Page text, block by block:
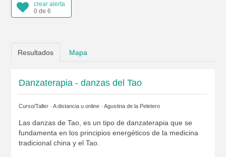
crear alerta
0 de 6
Resultados Mapa
Danzaterapia - danzas del Tao
Curso/Taller · A distancia u online · Agustina de la Peletero
Las danzas de Tao, es un tipo de danzaterapia que se
fundamenta en los principios energéticos de la medicina
tradicional china y el Tao.